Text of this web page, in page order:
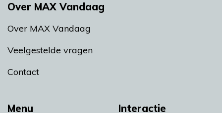
Menu Interactie
Over MAX Vandaag
Over MAX Vandaag
Veelgestelde vragen
Contact